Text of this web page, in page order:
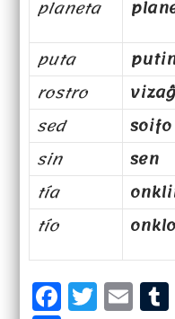
planeta
puta
rostro
sed
soifo
sin
sen
tía
tío
onklo
F T E